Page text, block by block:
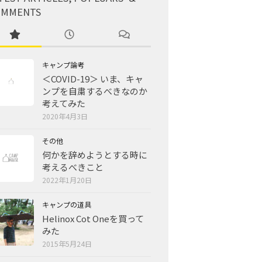
キャンプ論考
＜COVID-19＞ いま、キャ
ンプを自粛するべきなのか
考えてみた
2020年4月3日
その他
何かを辞めようとする時に
考えるべきこと
2022年1月20日
キャンプの道具
Helinox Cot Oneを買って
みた
2015年5月24日